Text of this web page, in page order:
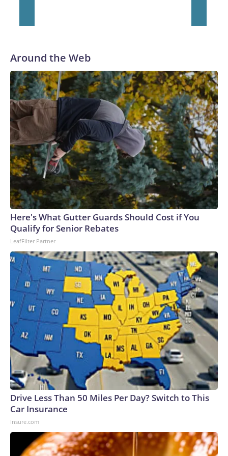
Around the Web
Here's What Gutter Guards Should Cost if You
Qualify for Senior Rebates
LeafFilter Partner
Drive Less Than 50 Miles Per Day? Switch to This
Car Insurance
Insure.com